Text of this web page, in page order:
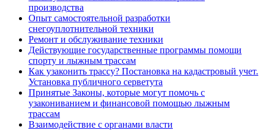
производства
Опыт самостоятельной разработки
снегоуплотнительной техники
Ремонт и обслуживание техники
Действующие государственные программы помощи
спорту и лыжным трассам
Как узаконить трассу? Постановка на кадастровый учет.
Установка публичного серветута
Принятые Законы, которые могут помочь с
узакониванием и финансовой помощью лыжным
трассам
Взаимодействие с органами власти